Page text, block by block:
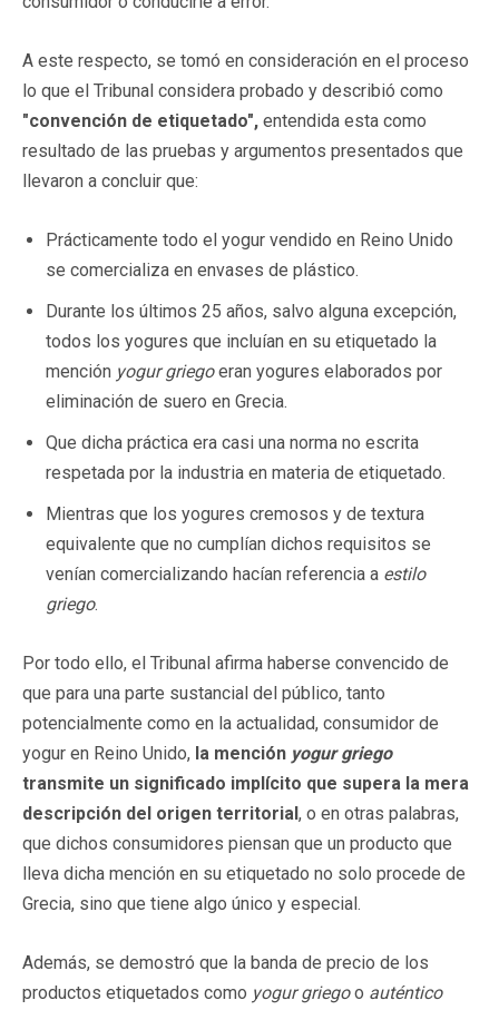
A este respecto, se tomó en consideración en el proceso
lo que el Tribunal considera probado y describió como
"convención de etiquetado", entendida esta como
resultado de las pruebas y argumentos presentados que
llevaron a concluir que:
Prácticamente todo el yogur vendido en Reino Unido
se comercializa en envases de plástico.
Durante los últimos 25 años, salvo alguna excepción,
todos los yogures que incluían en su etiquetado la
mención yogur griegoeran yogures elaborados por
eliminación de suero en Grecia.
Que dicha práctica era casi una norma no escrita
respetada por la industria en materia de etiquetado.
Mientras que los yogures cremosos y de textura
equivalente que no cumplían dichos requisitos se
venían comercializando hacían referencia a estilo
griego.
Por todo ello, el Tribunal afirma haberse convencido de
que para una parte sustancial del público, tanto
potencialmente como en la actualidad, consumidor de
yogur en Reino Unido, la mención yogur griego
transmite un significado implícito que supera la mera
descripción del origen territorial, o en otras palabras,
que dichos consumidores piensan que un producto que
lleva dicha mención en su etiquetado no solo procede de
Grecia, sino que tiene algo único y especial.
Además, se demostró que la banda de precio de los
productos etiquetados como yogur griegoo auténtico